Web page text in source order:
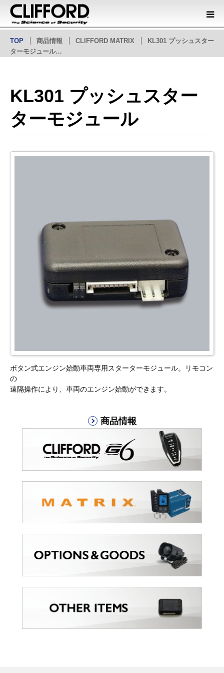
TOP 商品情報 CLIFFORD MATRIX
KL301 プッシュスター
ターモジュール…
KL301 プッシュスター
ターモジュール
ボタン式エンジン始動車両専用スターターモジュール。リモコン
の
遠隔操作により、車両のエンジン始動ができます。
商品情報
商品情報
会社概要
カタログダウンロード